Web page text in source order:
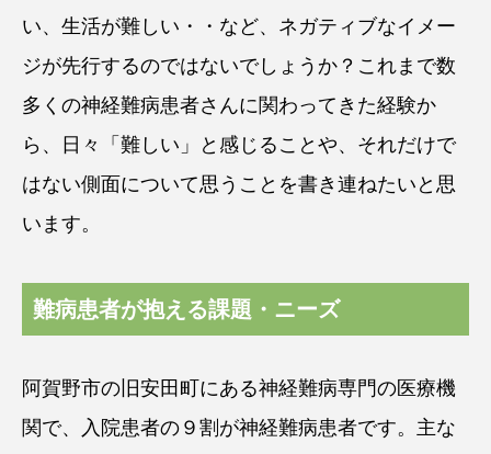
い、生活が難しい・・など、ネガティブなイメー
ジが先行するのではないでしょうか？これまで数
多くの神経難病患者さんに関わってきた経験か
ら、日々「難しい」と感じることや、それだけで
はない側面について思うことを書き連ねたいと思
います。
難病患者が抱える課題・ニーズ
阿賀野市の旧安田町にある神経難病専門の医療機
関で、入院患者の９割が神経難病患者です。主な